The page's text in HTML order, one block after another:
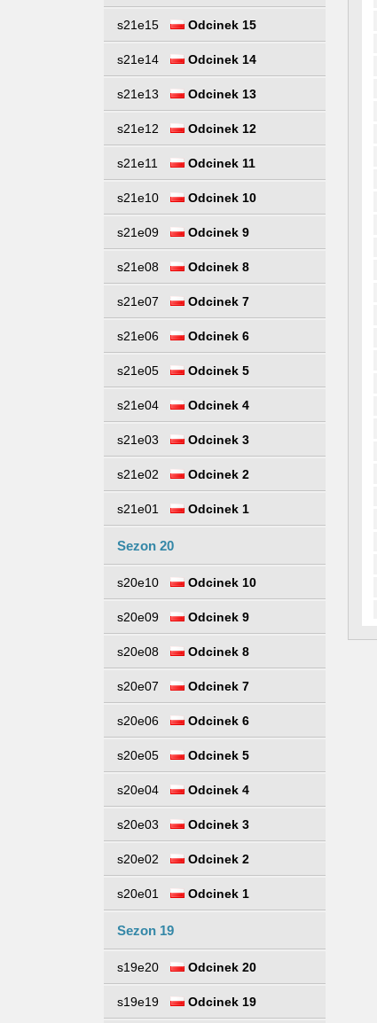
s21e15 Odcinek 15
s21e14 Odcinek 14
s21e13 Odcinek 13
s21e12 Odcinek 12
s21e11 Odcinek 11
s21e10 Odcinek 10
s21e09 Odcinek 9
s21e08 Odcinek 8
s21e07 Odcinek 7
s21e06 Odcinek 6
s21e05 Odcinek 5
s21e04 Odcinek 4
s21e03 Odcinek 3
s21e02 Odcinek 2
s21e01 Odcinek 1
Sezon 20
s20e10 Odcinek 10
s20e09 Odcinek 9
s20e08 Odcinek 8
s20e07 Odcinek 7
s20e06 Odcinek 6
s20e05 Odcinek 5
s20e04 Odcinek 4
s20e03 Odcinek 3
s20e02 Odcinek 2
s20e01 Odcinek 1
Sezon 19
s19e20 Odcinek 20
s19e19 Odcinek 19